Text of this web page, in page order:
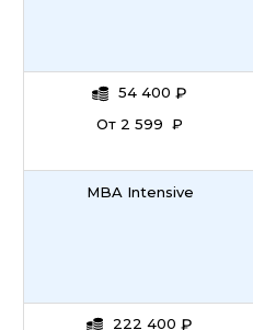
54 400 ₽
От 2 599 ₽
MBA Intensive
222 400 ₽